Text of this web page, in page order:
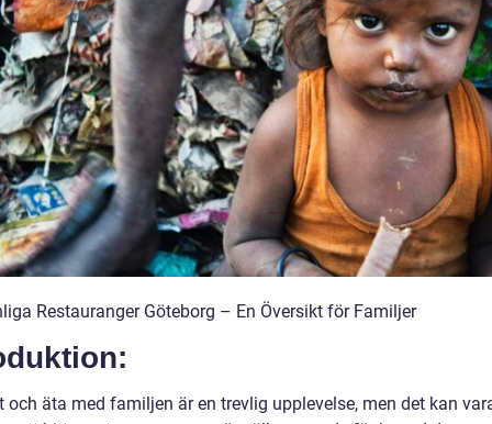
Restauranger Göteborg – En Översikt för Familjer
och äta med familjen är en trevlig upplevelse, men det kan